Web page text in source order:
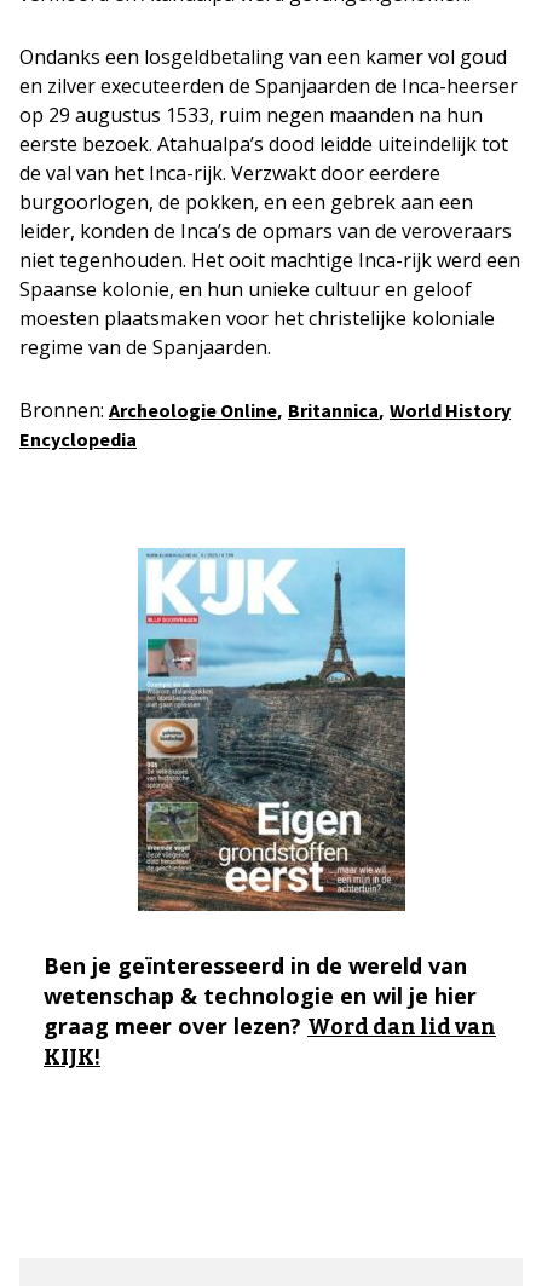
Ondanks een losgeldbetaling van een kamer vol goud
en zilver executeerden de Spanjaarden de Inca-heerser
op 29 augustus 1533, ruim negen maanden na hun
eerste bezoek. Atahualpa’s dood leidde uiteindelijk tot
de val van het Inca-rijk. Verzwakt door eerdere
burgoorlogen, de pokken, en een gebrek aan een
leider, konden de Inca’s de opmars van de veroveraars
niet tegenhouden. Het ooit machtige Inca-rijk werd een
Spaanse kolonie, en hun unieke cultuur en geloof
moesten plaatsmaken voor het christelijke koloniale
regime van de Spanjaarden.
Bronnen: Archeologie Online, Britannica, World History
Encyclopedia
Ben je geïnteresseerd in de wereld van
wetenschap & technologie en wil je hier
graag meer over lezen? Word dan lid van
KIJK!